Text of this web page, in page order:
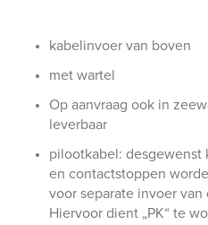
kabelinvoer van boven
met wartel
Op aanvraag ook in
leverbaar
pilootkabel: desgewenst
en contactstoppen
voor separate invoer van
Hiervoor dient „PK“ te